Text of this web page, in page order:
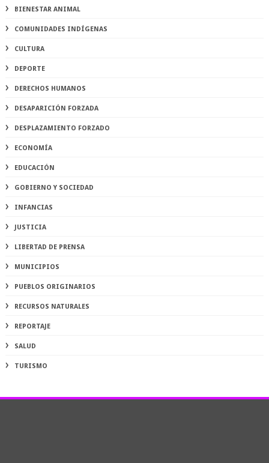
BIENESTAR ANIMAL
COMUNIDADES INDÍGENAS
CULTURA
DEPORTE
DERECHOS HUMANOS
DESAPARICIÓN FORZADA
DESPLAZAMIENTO FORZADO
ECONOMÍA
EDUCACIÓN
GOBIERNO Y SOCIEDAD
INFANCIAS
JUSTICIA
LIBERTAD DE PRENSA
MUNICIPIOS
PUEBLOS ORIGINARIOS
RECURSOS NATURALES
REPORTAJE
SALUD
TURISMO